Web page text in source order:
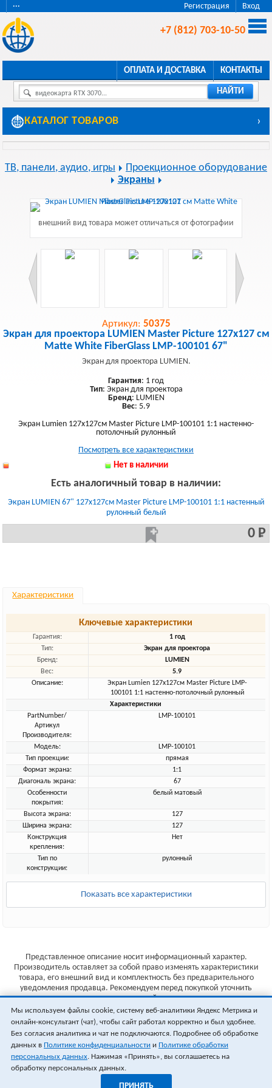
Регистрация Вход
···
+7 (812) 703-10-50
ОПЛАТА И ДОСТАВКА КОНТАКТЫ
видеокарта RTX 3070... НАЙТИ
КАТАЛОГ ТОВАРОВ ›
ТВ, панели, аудио, игры
Проекционное оборудование
Экраны
внешний вид товара может отличаться от фотографии
Артикул: 50375
Экран для проектора LUMIEN Master Picture 127х127 см
Matte White FiberGlass LMP-100101 67"
Экран для проектора LUMIEN.
Гарантия: 1 год
Тип: Экран для проектора
Бренд: LUMIEN
Вес: 5.9
Экран Lumien 127x127см Master Picture LMP-100101 1:1 настенно-
потолочный рулонный
Посмотреть все характеристики
Нет в наличии
Есть аналогичный товар в наличии:
Экран LUMIEN 67" 127x127см Master Picture LMP-100101 1:1 настенный
рулонный белый
0 Р
Характеристики
Ключевые характеристики
Гарантия:
1 год
Тип:
Экран для проектора
Бренд:
LUMIEN
Вес:
5.9
Описание:
Экран Lumien 127x127см Master Picture LMP-
100101 1:1 настенно-потолочный рулонный
Характеристики
PartNumber/
Артикул
Производителя:
LMP-100101
Модель:
LMP-100101
Тип проекции:
прямая
Формат экрана:
1:1
Диагональ экрана:
67
Особенности
покрытия:
белый матовый
Высота экрана:
127
Ширина экрана:
127
Конструкция
крепления:
Нет
Тип по
конструкции:
рулонный
Показать все характеристики
Представленное описание носит информационный характер.
Производитель оставляет за собой право изменять характеристики
товара, его внешний вид и комплектность без предварительного
уведомления продавца. Рекомендуем перед покупкой уточнить
характеристики товара на сайте производителя.
Указанные цены не являются публичной офертой (ст.435 ГК РФ).
Стоимость и наличие товара уточняйте у менеджера.
Мы используем файлы cookie, систему веб-аналитики Яндекс Метрика и
онлайн-консультант (чат), чтобы сайт работал корректно и был удобнее.
Без согласия аналитика и чат не подключаются. Подробнее об обработке
данных в Политике конфиденциальности и Политике обработки
персональных данных. Нажимая «Принять», вы соглашаетесь на
обработку персональных данных.
ПРИНЯТЬ